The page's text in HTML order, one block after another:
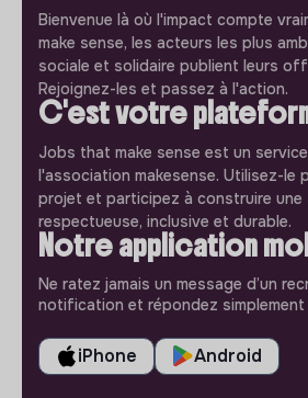
Bienvenue là où l'impact compte
make sense, les acteurs les plus
sociale et solidaire publient leurs
Rejoignez-les et passez à l'action.
C'est votre
Jobs that make sense est un
l'association makesense. Utilisez-le
projet et participez à construire une
respectueuse, inclusive et durable.
Notre application
Ne ratez jamais un message d’un
notification et répondez simplement
iPhone Android